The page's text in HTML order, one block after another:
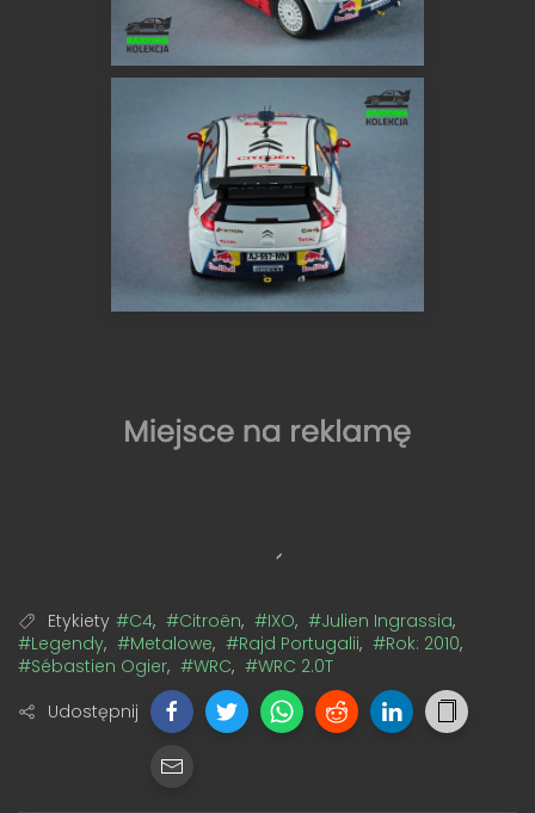
Etykiety #C4, #Citroën, #IXO, #Julien Ingrassia,
#Legendy, #Metalowe, #Rajd Portugalii, #Rok: 2010,
#Sébastien Ogier, #WRC, #WRC 2.0T
Udostępnij